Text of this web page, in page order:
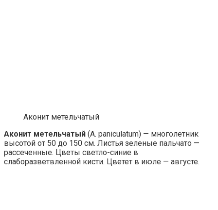
Аконит метельчатый
Аконит метельчатый (A. paniculatum) — многолетник
высотой от 50 до 150 см. Листья зеленые пальчато —
рассеченные. Цветы светло-синие в
слаборазветвленной кисти. Цветет в июле — августе.